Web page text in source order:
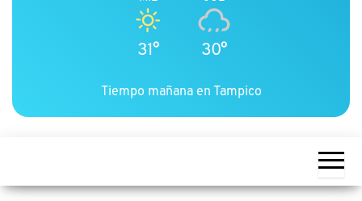
31° 30°
Tiempo mañana en Tampico